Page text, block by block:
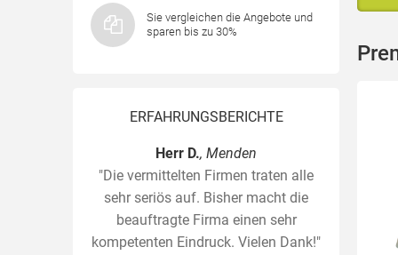
Sie vergleichen die Angebote und
sparen bis zu 30%
ERFAHRUNGSBERICHTE
Herr D., Menden
"Die vermittelten Firmen traten alle
sehr seriös auf. Bisher macht die
beauftragte Firma einen sehr
kompetenten Eindruck. Vielen Dank!"